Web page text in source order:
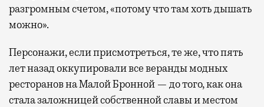
разгромным счетом, «потому что там хоть дышать
можно».
Персонажи, если присмотреться, те же, что пять
лет назад оккупировали все веранды модных
ресторанов на Малой Бронной — до того, как она
стала заложницей собственной славы и местом